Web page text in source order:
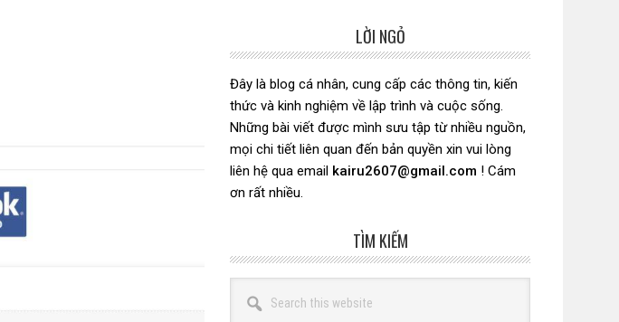
chính
LỜI NGỎ
Đây là blog cá nhân, cung cấp các thông tin, kiến
thức và kinh nghiệm về lập trình và cuộc sống.
Những bài viết được mình sưu tập từ nhiều nguồn,
mọi chi tiết liên quan đến bản quyền xin vui lòng
liên hệ qua email kairu2607@gmail.com ! Cám
ơn rất nhiều.
TÌM KIẾM
this